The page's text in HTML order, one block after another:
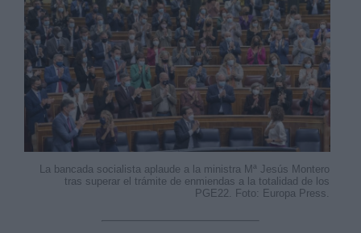
La bancada socialista aplaude a la ministra Mª Jesús Montero
tras superar el trámite de enmiendas a la totalidad de los
PGE22. Foto: Europa Press.